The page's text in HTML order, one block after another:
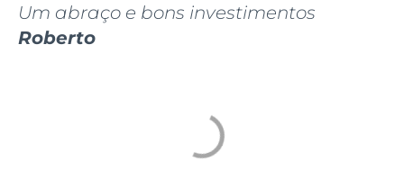
Um abraço e bons investimentos
Roberto